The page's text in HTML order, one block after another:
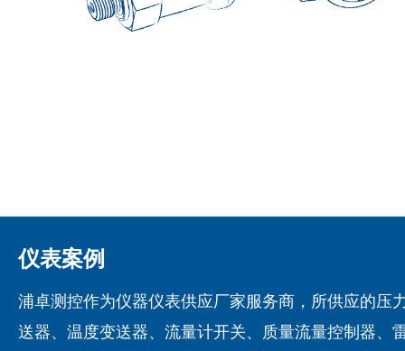
仪表案例
浦卓测控作为仪器仪表供应厂家服务商，所供应的压
送器、温度变送器、流量计开关、质量流量控制器、